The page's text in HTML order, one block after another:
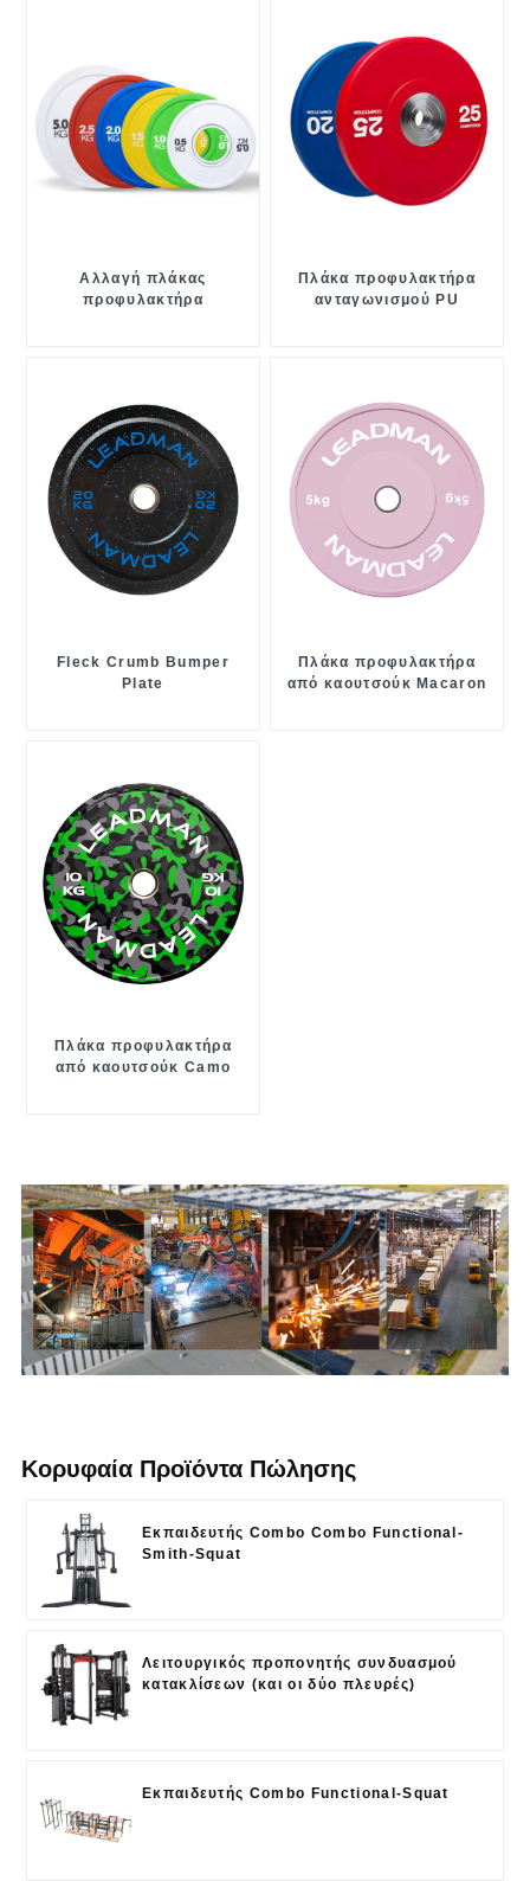
Αλλαγή πλάκας
προφυλακτήρα
Πλάκα προφυλακτήρα
ανταγωνισμού PU
Fleck Crumb Bumper
Plate
Πλάκα προφυλακτήρα
από καουτσούκ Macaron
Πλάκα προφυλακτήρα
από καουτσούκ Camo
Κορυφαία Προϊόντα Πώλησης
Εκπαιδευτής Combo Combo Functional-
Smith-Squat
Λειτουργικός προπονητής συνδυασμού
κατακλίσεων (και οι δύο πλευρές)
Εκπαιδευτής Combo Functional-Squat